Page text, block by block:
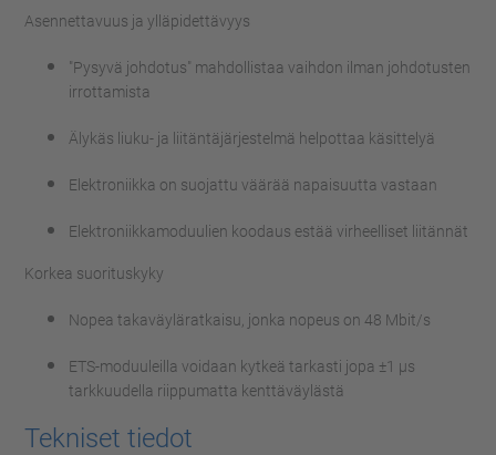
Asennettavuus ja ylläpidettävyys
"Pysyvä johdotus" mahdollistaa vaihdon ilman johdotusten
irrottamista
Älykäs liuku- ja liitäntäjärjestelmä helpottaa käsittelyä
Elektroniikka on suojattu väärää napaisuutta vastaan
Elektroniikkamoduulien koodaus estää virheelliset liitännät
Korkea suorituskyky
Nopea takaväyläratkaisu, jonka nopeus on 48 Mbit/s
ETS-moduuleilla voidaan kytkeä tarkasti jopa ±1 µs
tarkkuudella riippumatta kenttäväylästä
Tekniset tiedot